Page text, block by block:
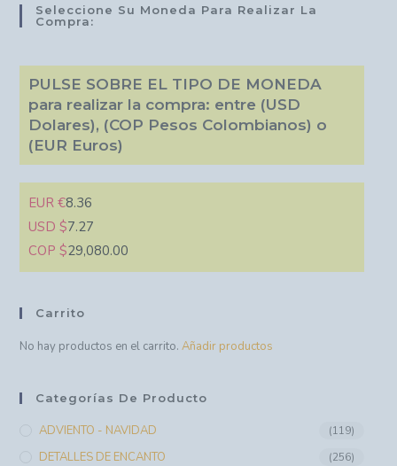
Seleccione Su Moneda Para Realizar La
Compra:
PULSE SOBRE EL TIPO DE MONEDA
para realizar la compra: entre (USD
Dolares), (COP Pesos Colombianos) o
(EUR Euros)
EUR €8.36
USD $7.27
COP $29,080.00
Carrito
No hay productos en el carrito. Añadir productos
Categorías De Producto
ADVIENTO - NAVIDAD (119)
DETALLES DE ENCANTO (256)